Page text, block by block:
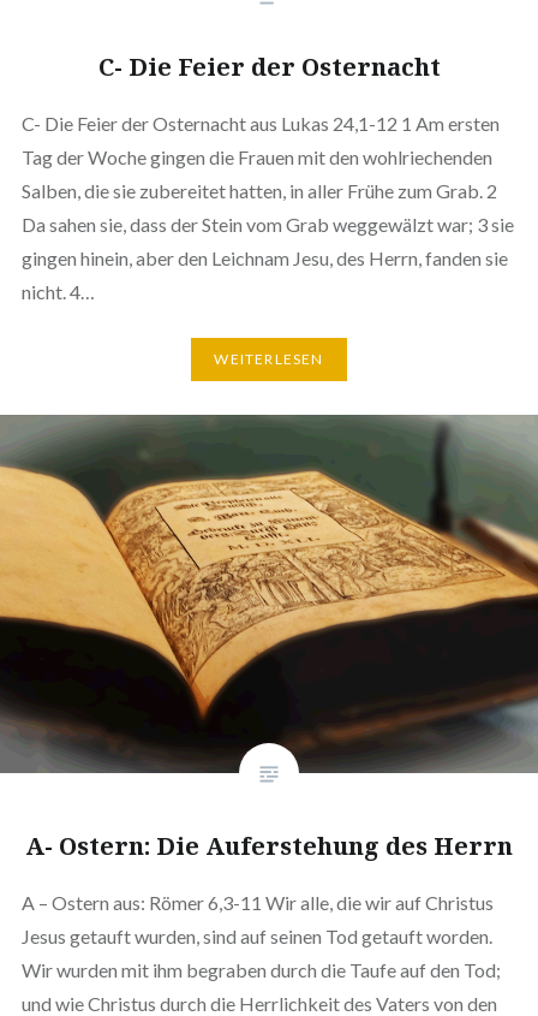
C- Die Feier der Osternacht
C- Die Feier der Osternacht aus Lukas 24,1-12 1 Am ersten
Tag der Woche gingen die Frauen mit den wohlriechenden
Salben, die sie zubereitet hatten, in aller Frühe zum Grab. 2
Da sahen sie, dass der Stein vom Grab weggewälzt war; 3 sie
gingen hinein, aber den Leichnam Jesu, des Herrn, fanden sie
nicht. 4…
WEITERLESEN
A- Ostern: Die Auferstehung des Herrn
A – Ostern aus: Römer 6,3-11 Wir alle, die wir auf Christus
Jesus getauft wurden, sind auf seinen Tod getauft worden.
Wir wurden mit ihm begraben durch die Taufe auf den Tod;
und wie Christus durch die Herrlichkeit des Vaters von den